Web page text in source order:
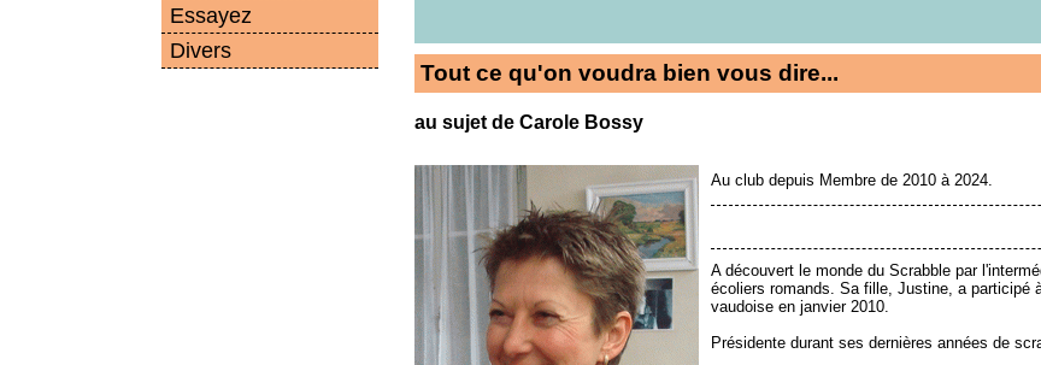
Essayez
Divers
Tout ce qu'on voudra bien vous dire...
au sujet de Carole Bossy
Au club depuis Membre de 2010 à 2024.
A découvert le monde du Scrabble par
écoliers romands. Sa fille, Justine, a participé
vaudoise en janvier 2010.
Présidente durant ses dernières années de